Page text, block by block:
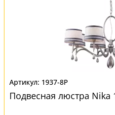
1937-8P
Подвесная люстра Nika